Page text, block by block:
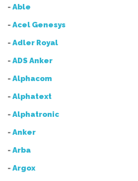
- Able
- Acel Genesys
- Adler Royal
- ADS Anker
- Alphacom
- Alphatext
- Alphatronic
- Anker
- Arba
- Argox